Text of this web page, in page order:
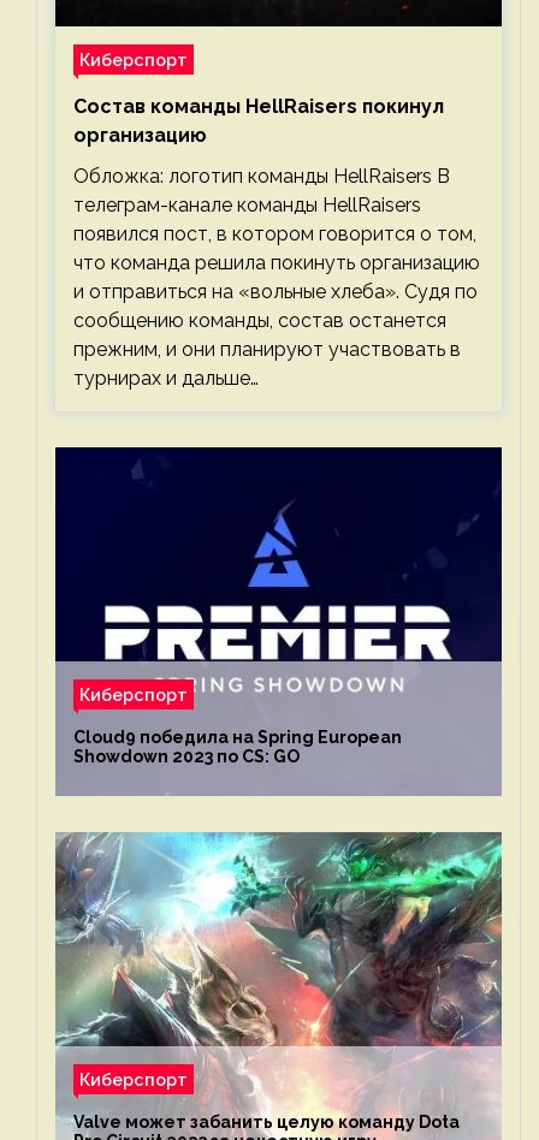
Киберспорт
Состав команды HellRaisers покинул
организацию
Обложка: логотип команды HellRaisers В
телеграм-канале команды HellRaisers
появился пост, в котором говорится о том,
что команда решила покинуть организацию
и отправиться на «вольные хлеба». Судя по
сообщению команды, состав останется
прежним, и они планируют участвовать в
турнирах и дальше…
Киберспорт
Cloud9 победила на Spring European
Showdown 2023 по CS: GO
Киберспорт
Valve может забанить целую команду Dota